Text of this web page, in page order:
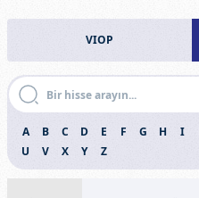
VIOP
A B C D E F G H I
U
V X Y Z